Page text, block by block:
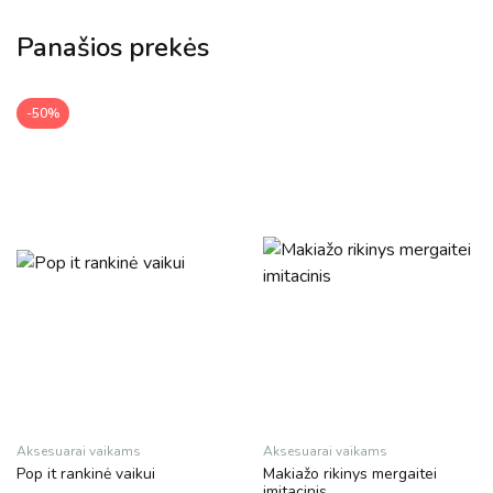
Panašios prekės
-50%
Aksesuarai vaikams
Pop it rankinė vaikui
Aksesuarai vaikams
Makiažo rikinys mergaitei